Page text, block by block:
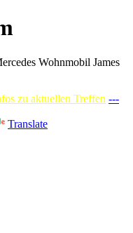
Wohnmobil James
zu aktuellen Treffen ---
Translate